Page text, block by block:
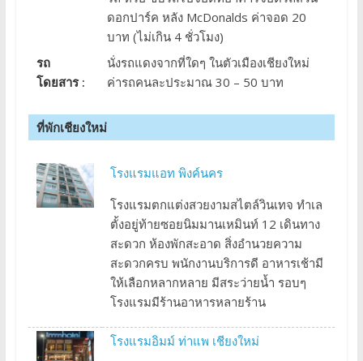
ดอกปาร์ค หลัง McDonalds ค่าจอด 20
บาท (ไม่เกิน 4 ชั่วโมง)
รถ
โดยสาร :
นั่งรถแดงจากที่ใดๆ ในตัวเมืองเชียงใหม่
ค่ารถคนละประมาณ 30 – 50 บาท
ที่พักเชียงใหม่
โรงแรมแอท พิงค์นคร
โรงแรมตกแต่งสวยงามสไตล์วินเทจ ทำเล
ตั้งอยู่ท้ายซอยนิมมานเหมินท์ 12 เดินทาง
สะดวก ห้องพักสะอาด สิ่งอำนวยความ
สะดวกครบ พนักงานบริการดี อาหารเช้ามี
ให้เลือกหลากหลาย มีสระว่ายน้ำ รอบๆ
โรงแรมมีร้านอาหารหลายร้าน
โรงแรมอิมม์ ท่าแพ เชียงใหม่